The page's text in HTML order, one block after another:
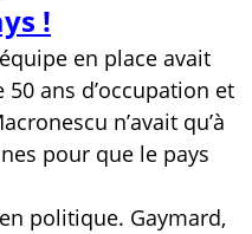
!
en place avait
ans d’occupation et
n’avait qu’à
pour que le pays
politique. Gaymard,